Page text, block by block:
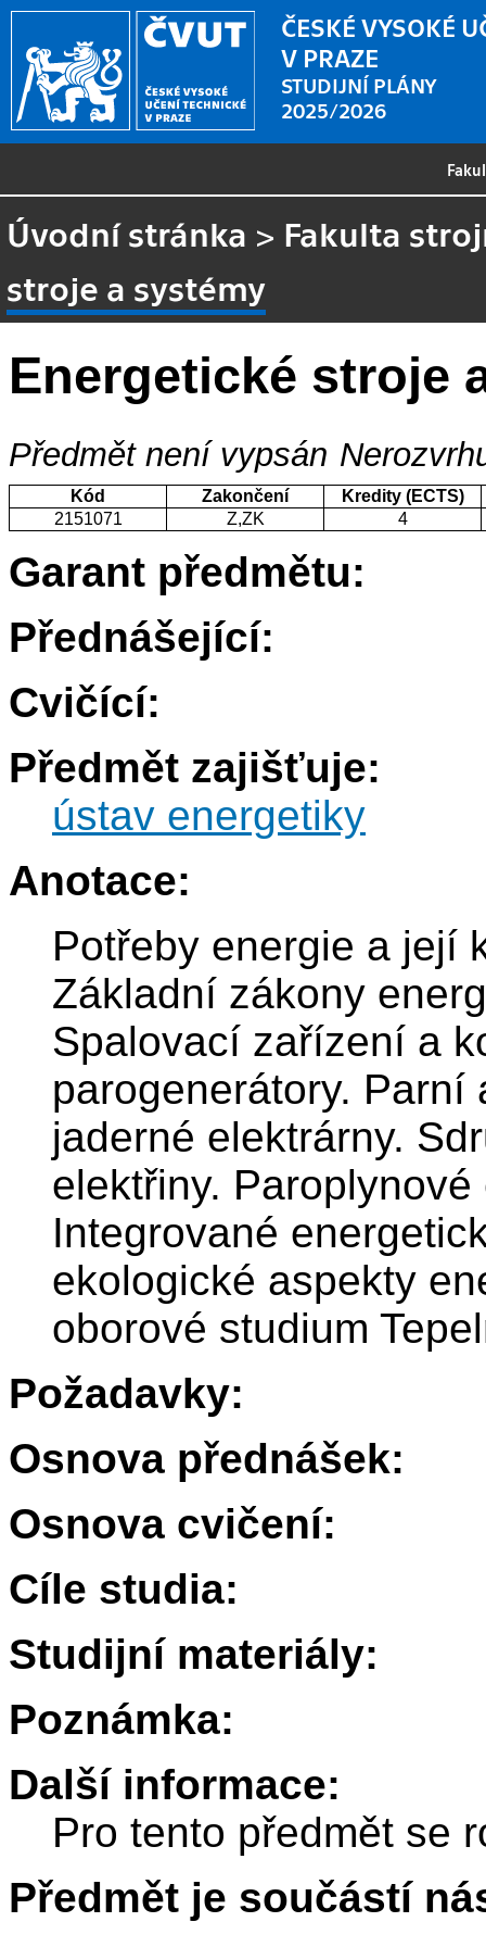
ČESKÉ VYSOKÉ
V PRAZE
STUDIJNÍ PLÁNY
2025/2026
Úvodní stránka > Fakulta
stroje a systémy
Energetické stroje
Předmět není vypsán
Kód Zakončení
Kredity (ECTS)
2151071
Z,ZK 4
Garant předmětu:
Přednášející:
Cvičící:
Předmět zajišťuje:
ústav energetiky
Anotace:
Potřeby energie a její
Základní zákony
Spalovací zařízení a
parogenerátory.
jaderné elektrárny.
elektřiny.
Integrované
ekologické aspekty
oborové studium
Požadavky:
Osnova přednášek:
Osnova cvičení:
Cíle studia:
Studijní materiály:
Poznámka:
Další informace:
Pro tento předmět se
Předmět je součástí